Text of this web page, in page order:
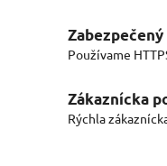
Zabezpečený
Používame
Zákaznícka
Rýchla